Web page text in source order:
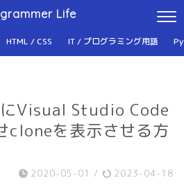
Life
HTML / CSS IT / プログラミング用語
Visual Studio Code
cloneを表示させる方
2020-05-01 / 2023-04-18